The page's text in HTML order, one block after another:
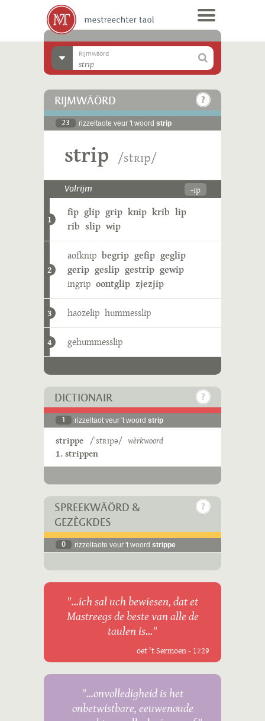
Rijmwäörd
RIJMWÄÖRD
23 rizzeltaote veur 't woord strip
strip /stʀɪp/
Volrijm -ɪp
1
fip glip grip knip krib lip
rib slip wip
2
aofknip begrip gefip geglip
gerip geslip gestrip gewip
ingrip oontglip zjezjip
3 haozelip hummesslip
4 gehummesslip
DICTIONAIR
1 rizzeltaot veur 't woord strip
strippe /ˈstʀɪpə/ wèrkwoord
1. strippen
SPREEKWÄÖRD &
GEZÈGKDES
0 rizzeltaote veur 't woord strippe
"...ich sal uch bewiesen, dat et
Mastreegs de beste van alle de
taulen is..."
oet 't Sermoen - 1729
"...onvolledigheid is het
onbetwistbare, eeuwenoude